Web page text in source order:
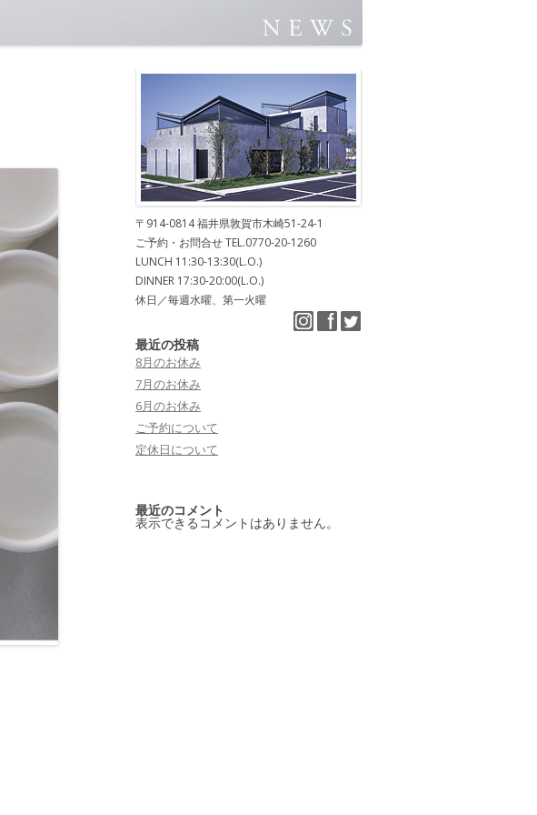
〒914-0814 福井県敦賀市木崎51-24-1
ご予約・お問合せ TEL.0770-20-1260
LUNCH 11:30-13:30(L.O.)
DINNER 17:30-20:00(L.O.)
休日／毎週水曜、第一火曜
最近の投稿
8月のお休み
7月のお休み
6月のお休み
ご予約について
定休日について
最近のコメント
表示できるコメントはありません。